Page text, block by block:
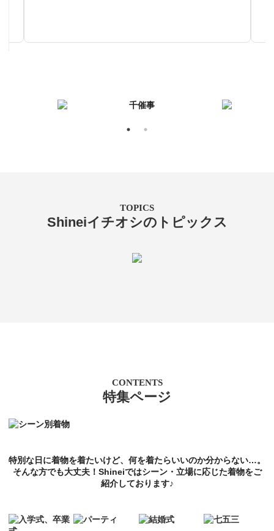
TOPICS
Shineiイチオシのトピックス
CONTENTS
特集ページ
特別な日に着物を着たいけど、何を着たらいいのか分からない…。
そんな方でも大丈夫！Shineiではシーン・立場に応じた着物をご
紹介しております♪